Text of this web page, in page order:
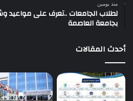
منذ يومين
لطلاب الجامعات ..تعرف على مواعيد
بجامعة العاصمة
أحدث المقالات